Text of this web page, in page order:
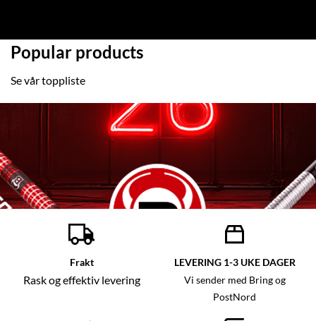
Popular products
Se vår toppliste
Frakt
Rask og effektiv levering
LEVERING 1-3 UKE DAGER
Vi sender med Bring og
PostNord